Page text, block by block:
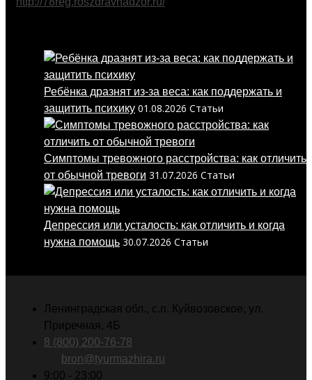
Ребёнка дразнят из-за веса: как поддержать и
защитить психику 01.08.2026 Статьи
Симптомы тревожного расстройства: как отличить
от обычной тревоги 31.07.2026 Статьи
Депрессия или усталость: как отличить и когда
нужна помощь 30.07.2026 Статьи
Ленинградская обл., с.п. Куйвозовское, ул.
Приречная, 4Б
8 (800) 200-76-78
bron@tyurmazhira.ru
9:00 - 23:00